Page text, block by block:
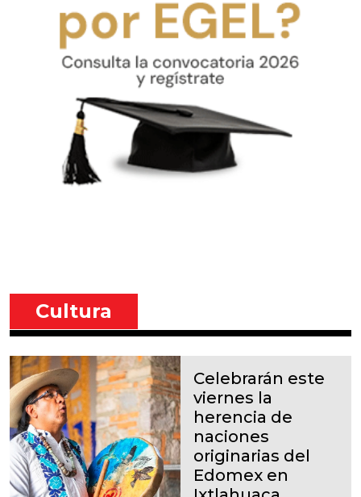
Cultura
Celebrarán este
viernes la
herencia de
naciones
originarias del
Edomex en